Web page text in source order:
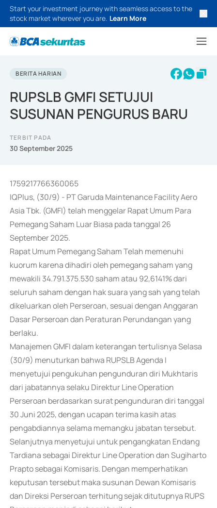
Start your investment journey with seamless access to the
stock market wherever you are. Learn More
BERITA HARIAN
RUPSLB GMFI SETUJUI
SUSUNAN PENGURUS BARU
TERBIT PADA
30 September 2025
1759217766360065
IQPlus, (30/9) - PT Garuda Maintenance Facility Aero
Asia Tbk. (GMFI) telah menggelar Rapat Umum Para
Pemegang Saham Luar Biasa pada tanggal 26
September 2025.
Rapat Umum Pemegang Saham Telah memenuhi
kuorum karena dihadiri oleh pemegang saham yang
mewakili 34.791.375.530 saham atau 92,6141% dari
seluruh saham dengan hak suara yang sah yang telah
dikeluarkan oleh Perseroan, sesuai dengan Anggaran
Dasar Perseroan dan Peraturan Perundangan yang
berlaku.
Manajemen GMFI dalam keterangan tertulisnya Selasa
(30/9) menuturkan bahwa RUPSLB Agenda I
menyetujui pengukuhan pengunduran diri Mukhtaris
dari jabatannya selaku Direktur Line Operation
Perseroan berdasarkan surat pengunduran diri tanggal
30 Juni 2025, dengan ucapan terima kasih atas
pengabdiannya selama memangku jabatan tersebut.
Selanjutnya menyetujui untuk pengangkatan Endang
Tardiana sebagai Direktur Line Operation dan Sugiharto
Prapto sebagai Komisaris. Dengan memperhatikan
keputusan tersebut maka susunan Dewan Komisaris
dan Direksi Perseroan terhitung sejak ditutupnya RUPS